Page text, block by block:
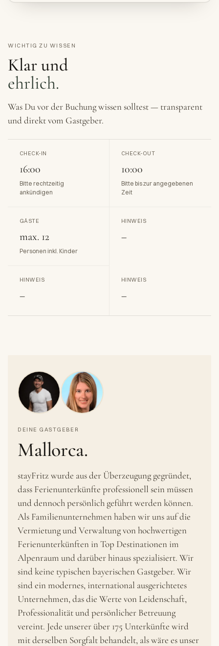
WICHTIG ZU WISSEN
Klar und
ehrlich.
Was Du vor der Buchung wissen solltest — transparent
und direkt vom Gastgeber.
CHECK-IN
16:00
Bitte rechtzeitig
ankündigen
CHECK-OUT
10:00
Bitte bis zur angegebenen
Zeit
GÄSTE
max. 12
Personen inkl. Kinder
HINWEIS
–
HINWEIS
–
HINWEIS
–
DEINE GASTGEBER
Mallorca.
stayFritz wurde aus der Überzeugung gegründet,
dass Ferienunterkünfte professionell sein müssen
und dennoch persönlich geführt werden können.
Als Familienunternehmen haben wir uns auf die
Vermietung und Verwaltung von hochwertigen
Ferienunterkünften in Top Destinationen im
Alpenraum und darüber hinaus spezialisiert. Wir
sind keine typischen bayerischen Gastgeber. Wir
sind ein modernes, international ausgerichtetes
Unternehmen, das die Werte von Leidenschaft,
Professionalität und persönlicher Betreuung
vereint. Jede unserer über 175 Unterkünfte wird
mit derselben Sorgfalt behandelt, als wäre es unser